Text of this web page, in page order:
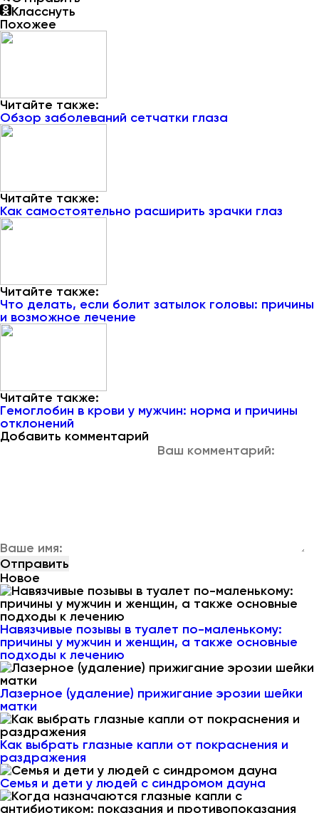
Класснуть
Похожее
Читайте также:
Обзор заболеваний сетчатки глаза
Читайте также:
Как самостоятельно расширить зрачки глаз
Читайте также:
Что делать, если болит затылок головы: причины
и возможное лечение
Читайте также:
Гемоглобин в крови у мужчин: норма и причины
отклонений
Добавить комментарий
Новое
Навязчивые позывы в туалет по-маленькому:
причины у мужчин и женщин, а также основные
подходы к лечению
Лазерное (удаление) прижигание эрозии шейки
матки
Как выбрать глазные капли от покраснения и
раздражения
Семья и дети у людей с синдромом дауна